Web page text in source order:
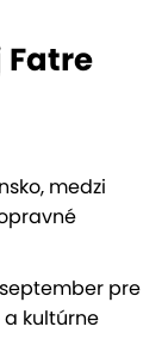
Fatre
medzi
pre
kultúrne